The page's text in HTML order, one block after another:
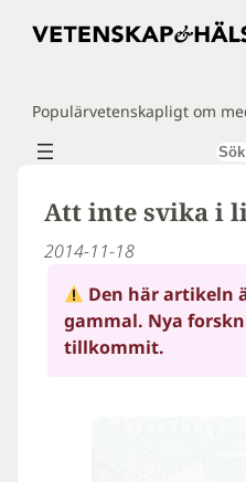
Hoppa
Populärvetenskapligt om
Sök
Att inte svika i
2014-11-18
Den här artikeln
gammal. Nya
tillkommit.